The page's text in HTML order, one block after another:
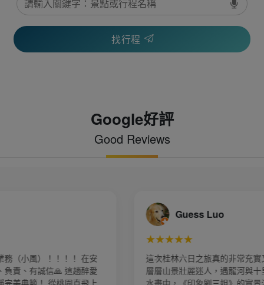
找行程
Google好評
Good Reviews
難忘！龍勝梯田
畫廊更像走進山
出也讓人十分震
陳愫賢
★★★★★
這次的壯麗長江三峽8日遊 整個旅程非常
遊非常專業，對景點瞭若指掌，侃侃而談
的歷史與文化，真的很棒！ 全程餐食都